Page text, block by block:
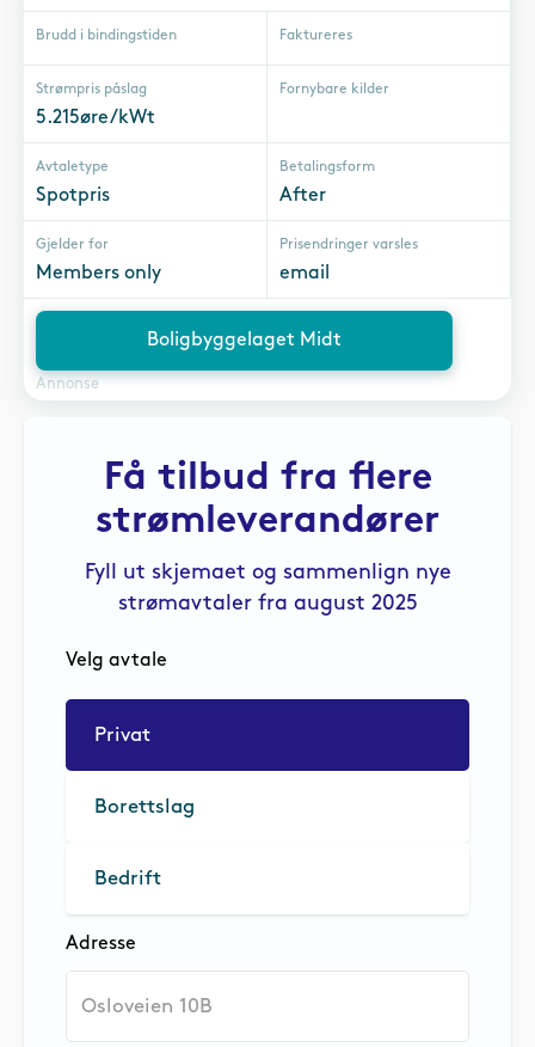
Brudd i bindingstiden Faktureres
Strømpris påslag
5.215øre/kWt
Fornybare kilder
Avtaletype
Spotpris
Betalingsform
After
Gjelder for
Members only
Prisendringer varsles
email
Boligbyggelaget Midt
Annonse
Få tilbud fra flere
strømleverandører
Fyll ut skjemaet og sammenlign nye
strømavtaler fra august 2025
Velg avtale
Privat
Borettslag
Bedrift
Adresse